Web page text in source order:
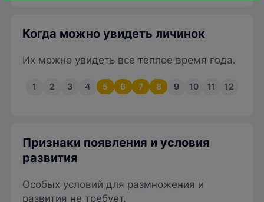
Когда можно увидеть личинок
Их можно увидеть все теплое время года.
1 2 3 4 5 6 7 8 9 10 11 12
Признаки появления и условия
развития
Особых условий для размножения и
развития не требует.